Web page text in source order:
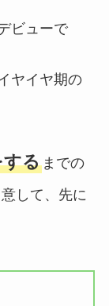
ビューで
ヤイヤ期の
するまでの
して、先に